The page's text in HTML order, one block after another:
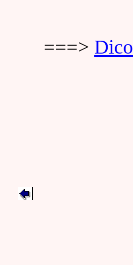
===> Dico